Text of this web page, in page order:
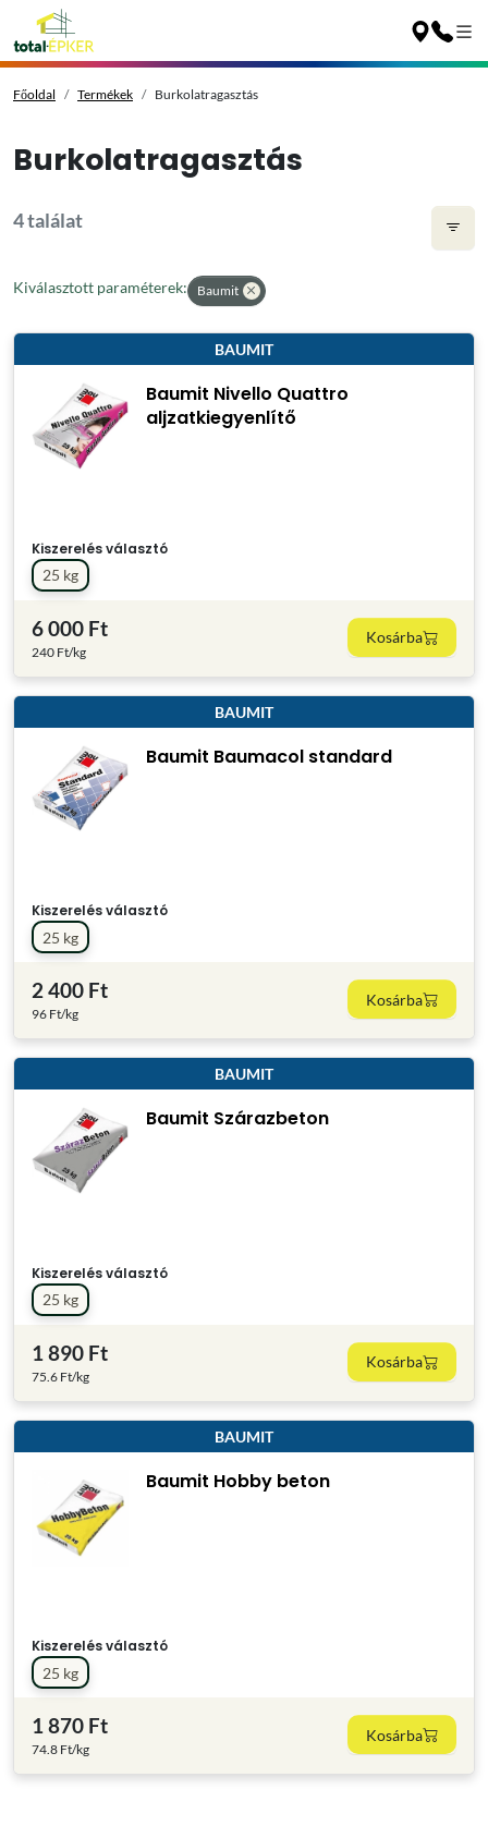
Főoldal Termékek Burkolatragasztás
Burkolatragasztás
4 találat
Kiválasztott paraméterek: Baumit
BAUMIT
Baumit Nivello Quattro
aljzatkiegyenlítő
Kiszerelés választó
25 kg
6 000 Ft
240 Ft/kg
Kosárba
BAUMIT
Baumit Baumacol standard
Kiszerelés választó
25 kg
2 400 Ft
96 Ft/kg
Kosárba
BAUMIT
Baumit Szárazbeton
Kiszerelés választó
25 kg
1 890 Ft
75.6 Ft/kg
Kosárba
BAUMIT
Baumit Hobby beton
Kiszerelés választó
25 kg
1 870 Ft
74.8 Ft/kg
Kosárba